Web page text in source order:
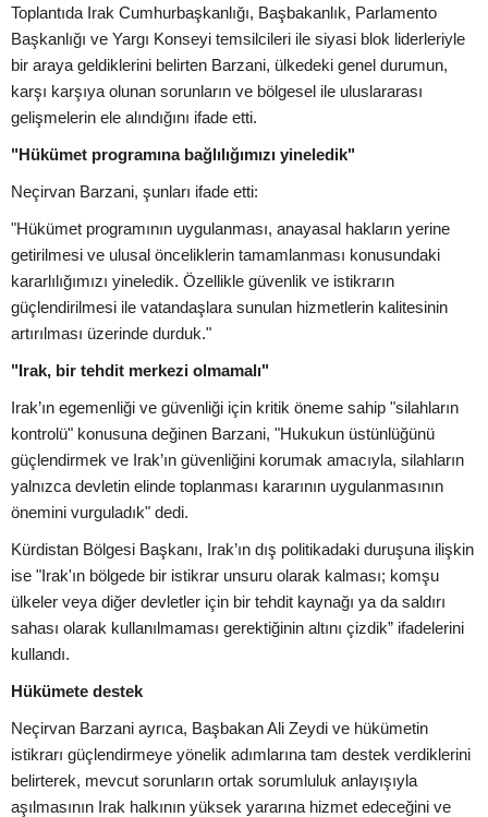
Toplantıda Irak Cumhurbaşkanlığı, Başbakanlık, Parlamento
Başkanlığı ve Yargı Konseyi temsilcileri ile siyasi blok liderleriyle
bir araya geldiklerini belirten Barzani, ülkedeki genel durumun,
karşı karşıya olunan sorunların ve bölgesel ile uluslararası
gelişmelerin ele alındığını ifade etti.
"Hükümet programına bağlılığımızı yineledik"
Neçirvan Barzani, şunları ifade etti:
"Hükümet programının uygulanması, anayasal hakların yerine
getirilmesi ve ulusal önceliklerin tamamlanması konusundaki
kararlılığımızı yineledik. Özellikle güvenlik ve istikrarın
güçlendirilmesi ile vatandaşlara sunulan hizmetlerin kalitesinin
artırılması üzerinde durduk."
"Irak, bir tehdit merkezi olmamalı"
Irak’ın egemenliği ve güvenliği için kritik öneme sahip "silahların
kontrolü" konusuna değinen Barzani, "Hukukun üstünlüğünü
güçlendirmek ve Irak’ın güvenliğini korumak amacıyla, silahların
yalnızca devletin elinde toplanması kararının uygulanmasının
önemini vurguladık" dedi.
Kürdistan Bölgesi Başkanı, Irak’ın dış politikadaki duruşuna ilişkin
ise "Irak'ın bölgede bir istikrar unsuru olarak kalması; komşu
ülkeler veya diğer devletler için bir tehdit kaynağı ya da saldırı
sahası olarak kullanılmaması gerektiğinin altını çizdik” ifadelerini
kullandı.
Hükümete destek
Neçirvan Barzani ayrıca, Başbakan Ali Zeydi ve hükümetin
istikrarı güçlendirmeye yönelik adımlarına tam destek verdiklerini
belirterek, mevcut sorunların ortak sorumluluk anlayışıyla
aşılmasının Irak halkının yüksek yararına hizmet edeceğini ve